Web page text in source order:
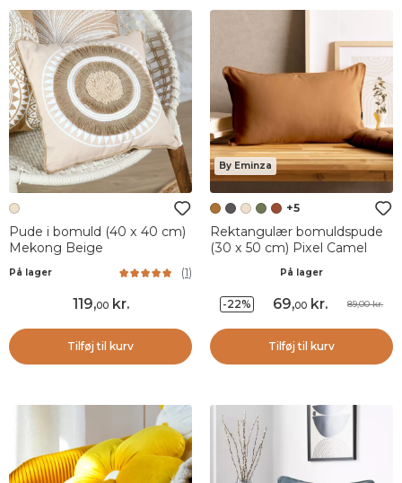
Pude i bomuld (40 x 40 cm)
Mekong Beige
På lager (1)
119,00kr.
Tilføj til kurv
By Eminza
+5
Rektangulær bomuldspude
(30 x 50 cm) Pixel Camel
På lager
-22% 69,00 kr. 89,00 kr.
Tilføj til kurv